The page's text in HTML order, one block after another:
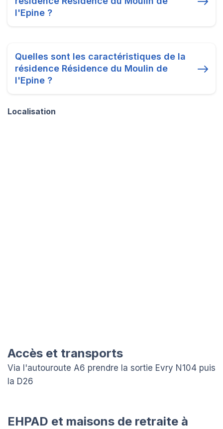
l'Epine ?
Quelles sont les caractéristiques de la
résidence Résidence du Moulin de
l'Epine ?
Localisation
Accès et transports
Via l'autouroute A6 prendre la sortie Evry N104 puis
la D26
EHPAD et maisons de retraite à